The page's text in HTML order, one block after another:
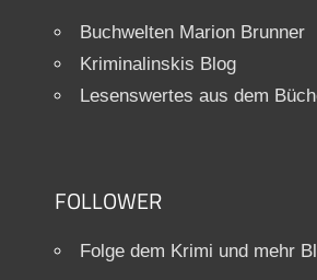
Buchwelten Marion Brunner
Kriminalinskis Blog
Lesenswertes aus dem
FOLLOWER
Folge dem Krimi und mehr